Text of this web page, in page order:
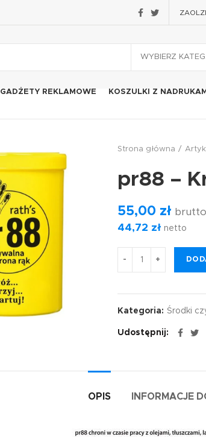
GADŻETY REKLAMOWE KOSZULKI Z NADRUKAMI
Strona główna
pr88 –
55,00 zł brutto
44,72 zł netto
Kategoria: Środki
Udostępnij
OPIS INFORMACJE